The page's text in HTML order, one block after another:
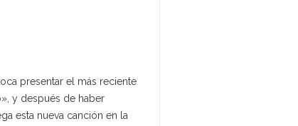
presentar el más reciente
y después de haber
esta nueva canción en la